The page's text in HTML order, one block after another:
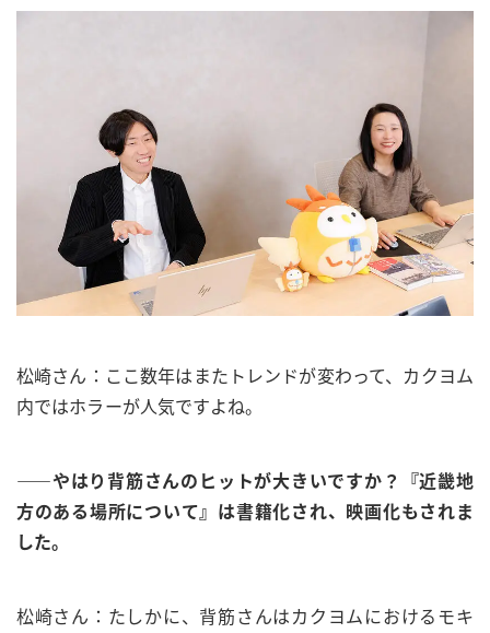
松崎さん：ここ数年はまたトレンドが変わって、カクヨム
内ではホラーが人気ですよね。
——やはり背筋さんのヒットが大きいですか？『近畿地
方のある場所について』は書籍化され、映画化もされま
した。
松崎さん：たしかに、背筋さんはカクヨムにおけるモキ